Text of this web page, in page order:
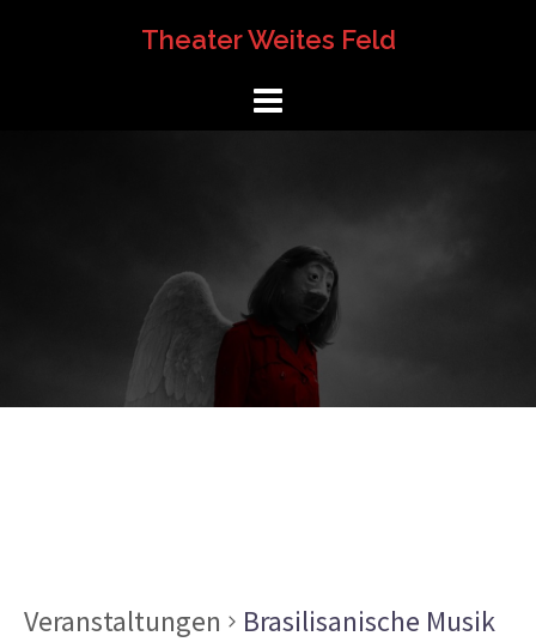
Theater Weites Feld
Veranstaltungen Brasilisanische Musik